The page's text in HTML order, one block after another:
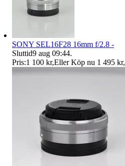
SONY SEL16F28 16mm f/2.8 -
Sluttid9 aug 09:44.
Pris:1 100 kr,Eller Köp nu 1 495 kr,